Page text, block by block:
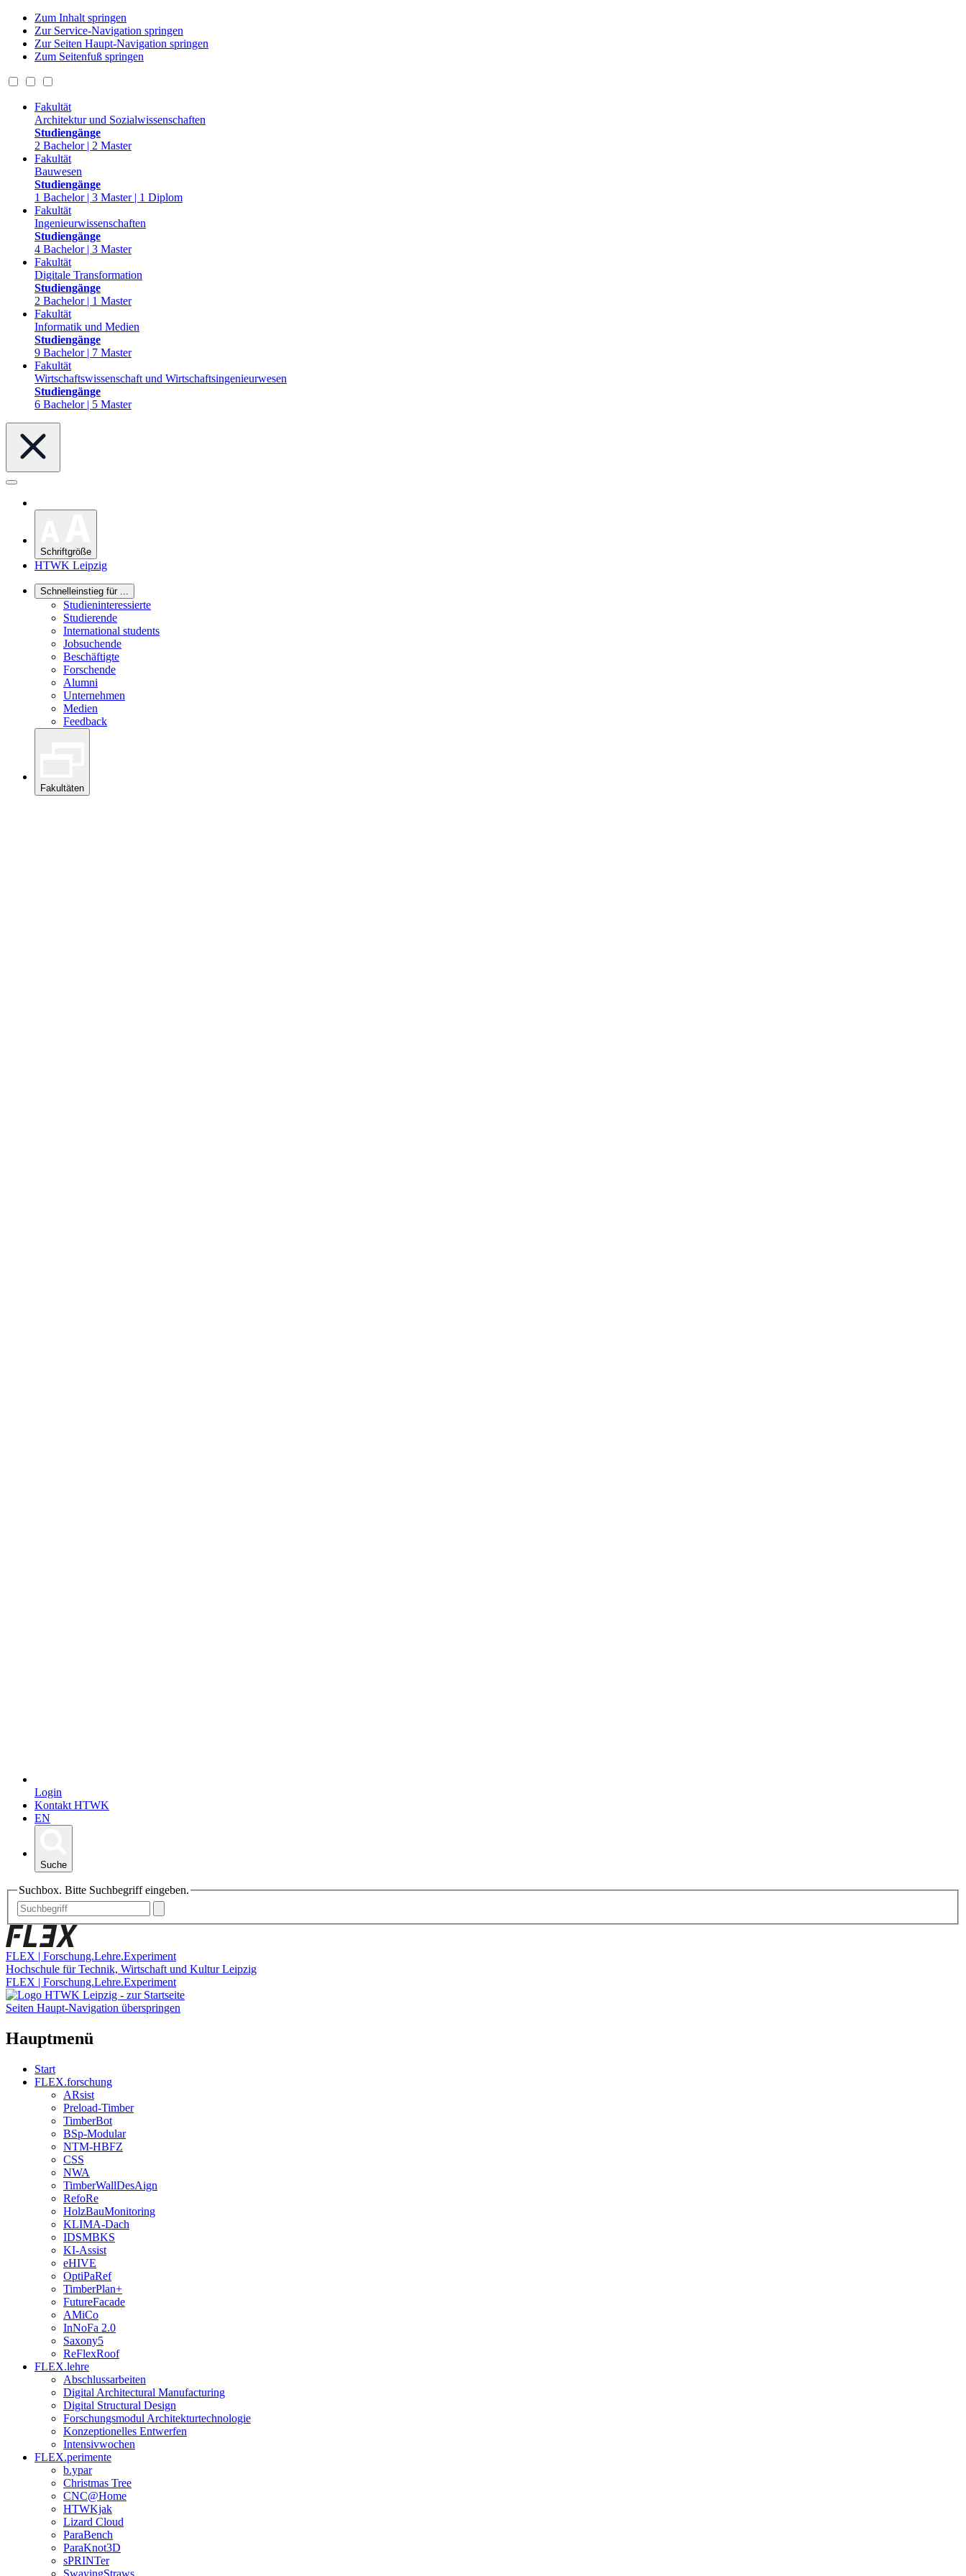
Zum Inhalt springen
Zur Service-Navigation springen
Zur Seiten Haupt-Navigation springen
Zum Seitenfuß springen
Fakultät
Architektur und Sozialwissenschaften
Studiengänge
2 Bachelor | 2 Master
Fakultät
Bauwesen
Studiengänge
1 Bachelor | 3 Master | 1 Diplom
Fakultät
Ingenieurwissenschaften
Studiengänge
4 Bachelor | 3 Master
Fakultät
Digitale Transformation
Studiengänge
2 Bachelor | 1 Master
Fakultät
Informatik und Medien
Studiengänge
9 Bachelor | 7 Master
Fakultät
Wirtschaftswissenschaft und Wirtschaftsingenieurwesen
Studiengänge
6 Bachelor | 5 Master
Schriftgröße
HTWK Leipzig
Schnelleinstieg für ...
Studieninteressierte
Studierende
International students
Jobsuchende
Beschäftigte
Forschende
Alumni
Unternehmen
Medien
Feedback
Fakultäten
Login
Kontakt HTWK
EN
Suche
Suchbox. Bitte Suchbegriff eingeben.
FLEX | Forschung.Lehre.Experiment
Hochschule für Technik, Wirtschaft und Kultur Leipzig
FLEX | Forschung.Lehre.Experiment
Seiten Haupt-Navigation überspringen
Hauptmenü
Start
FLEX.forschung
ARsist
Preload-Timber
TimberBot
BSp-Modular
NTM-HBFZ
CSS
NWA
TimberWallDesAign
RefoRe
HolzBauMonitoring
KLIMA-Dach
IDSMBKS
KI-Assist
eHIVE
OptiPaRef
TimberPlan+
FutureFacade
AMiCo
InNoFa 2.0
Saxony5
ReFlexRoof
FLEX.lehre
Abschlussarbeiten
Digital Architectural Manufacturing
Digital Structural Design
Forschungsmodul Architekturtechnologie
Konzeptionelles Entwerfen
Intensivwochen
FLEX.perimente
b.ypar
Christmas Tree
CNC@Home
HTWKjak
Lizard Cloud
ParaBench
ParaKnot3D
sPRINTer
SwayingStraws